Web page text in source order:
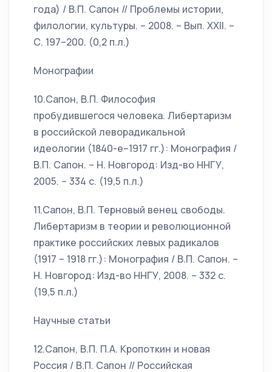
года) / В.П. Сапон // Проблемы истории,
филологии, культуры. – 2008. – Вып. ХХII. –
С. 197–200. (0,2 п.л.)
Монографии
10.Сапон, В.П. Философия
пробудившегося человека. Либертаризм
в российской леворадикальной
идеологии (1840-е–1917 гг.): Монография /
В.П. Сапон. – Н. Новгород: Изд-во ННГУ,
2005. – 334 с. (19,5 п.л.)
11.Сапон, В.П. Терновый венец свободы.
Либертаризм в теории и революционной
практике российских левых радикалов
(1917 – 1918 гг.): Монография / В.П. Сапон. –
Н. Новгород: Изд-во ННГУ, 2008. – 332 с.
(19,5 п.л.)
Научные статьи
12.Сапон, В.П. П.А. Кропоткин и новая
Россия / В.П. Сапон // Российская